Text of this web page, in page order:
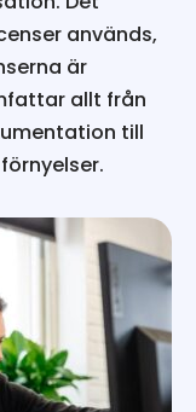
används,
är
allt från
till